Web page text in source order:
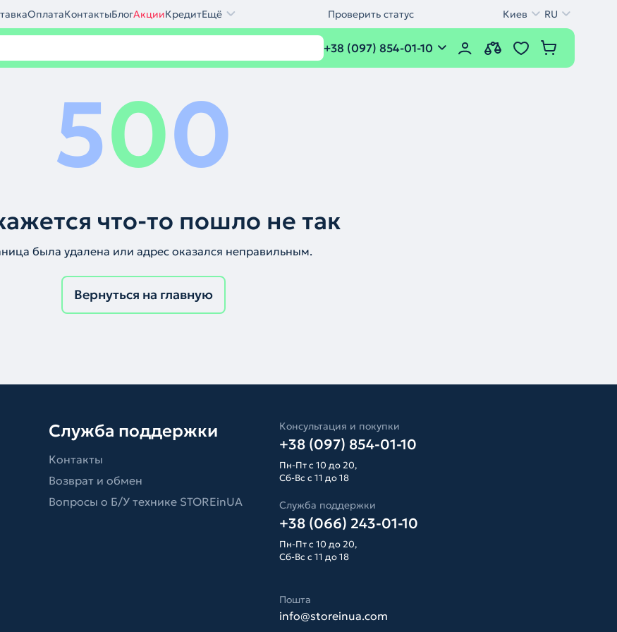
ОплатаКонтактыБлогАкцииКредитЕщё Проверить статус Киев RU
+38 (097) 854-01-10
500
что-то пошло не так
была удалена или адрес оказался неправильным.
Вернуться на главную
Служба поддержки
Контакты
Возврат и обмен
Вопросы о Б/У технике STOREinUA
Консультация и покупки
+38 (097) 854-01-10
Пн-Пт с 10 до 20,
Сб-Вс с 11 до 18
Служба поддержки
+38 (066) 243-01-10
Пн-Пт с 10 до 20,
Сб-Вс с 11 до 18
Пошта
info@storeinua.com